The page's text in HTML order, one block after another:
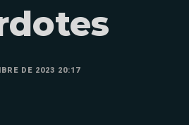
DE 2023 20:17